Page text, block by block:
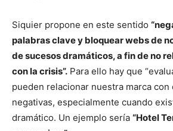
Siquier propone en este sentido
palabras clave y bloquear webs de
de sucesos dramáticos, a fin de no
con la crisis”. Para ello hay que
pueden relacionar nuestra marca con
negativas, especialmente cuando
dramático. Un ejemplo sería “Hotel